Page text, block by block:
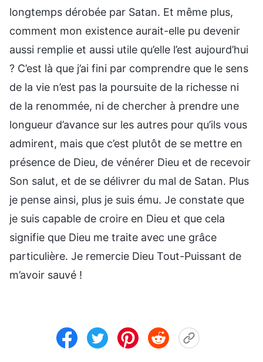
longtemps dérobée par Satan. Et même plus,
comment mon existence aurait-elle pu devenir
aussi remplie et aussi utile qu’elle l’est aujourd’hui
? C’est là que j’ai fini par comprendre que le sens
de la vie n’est pas la poursuite de la richesse ni
de la renommée, ni de chercher à prendre une
longueur d’avance sur les autres pour qu’ils vous
admirent, mais que c’est plutôt de se mettre en
présence de Dieu, de vénérer Dieu et de recevoir
Son salut, et de se délivrer du mal de Satan. Plus
je pense ainsi, plus je suis ému. Je constate que
je suis capable de croire en Dieu et que cela
signifie que Dieu me traite avec une grâce
particulière. Je remercie Dieu Tout-Puissant de
m’avoir sauvé !